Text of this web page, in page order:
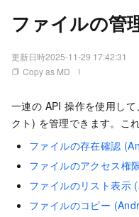
ファイルの管
更新日時2025-11-29 17:42:31
Copy as MD
一連の API 操作を使用し
クト) を管理できます。こ
ファイルの存在確認
ファイルのアクセス権
ファイルのリスト表示
ファイルのコピー